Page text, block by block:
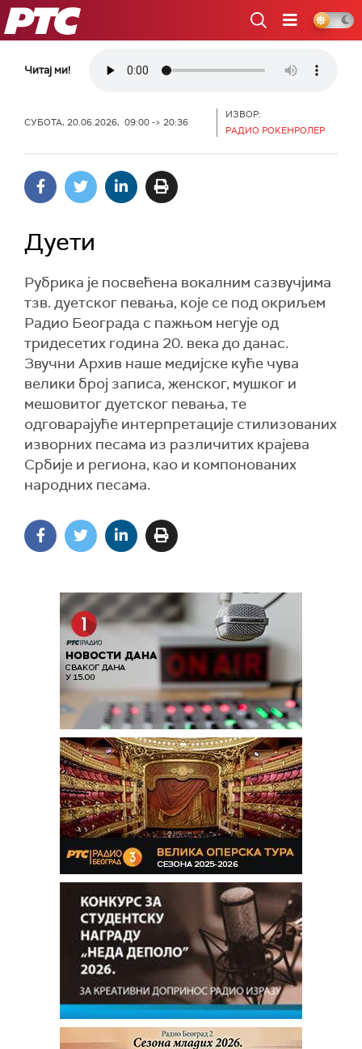
РТС
Читај ми!
СУБОТА, 20.06.2026, 09:00 -> 20:36
ИЗВОР:
РАДИО РОКЕНРОЛЕР
Дуети
Рубрика је посвећена вокалним сазвучјима
тзв. дуетског певања, које се под окриљем
Радио Београда с пажњом негује од
тридесетих година 20. века до данас.
Звучни Aрхив наше медијске куће чува
велики број записа, женског, мушког и
мешовитог дуетског певања, те
одговарајуће интерпретације стилизованих
изворних песама из различитих крајева
Србије и региона, као и компонованих
народних песама.